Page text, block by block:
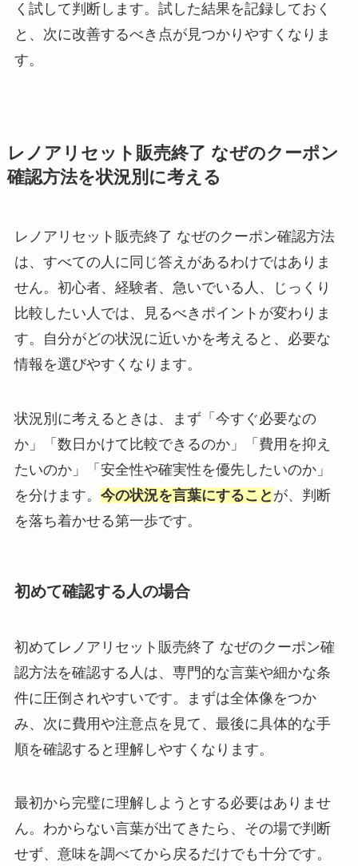
く試して判断します。試した結果を記録しておく
と、次に改善するべき点が見つかりやすくなりま
す。
レノアリセット販売終了 なぜのクーポン
確認方法を状況別に考える
レノアリセット販売終了 なぜのクーポン確認方法
は、すべての人に同じ答えがあるわけではありま
せん。初心者、経験者、急いでいる人、じっくり
比較したい人では、見るべきポイントが変わりま
す。自分がどの状況に近いかを考えると、必要な
情報を選びやすくなります。
状況別に考えるときは、まず「今すぐ必要なの
か」「数日かけて比較できるのか」「費用を抑え
たいのか」「安全性や確実性を優先したいのか」
を分けます。 今の状況を言葉にすること が、判断
を落ち着かせる第一歩です。
初めて確認する人の場合
初めてレノアリセット販売終了 なぜのクーポン確
認方法を確認する人は、専門的な言葉や細かな条
件に圧倒されやすいです。まずは全体像をつか
み、次に費用や注意点を見て、最後に具体的な手
順を確認すると理解しやすくなります。
最初から完璧に理解しようとする必要はありませ
ん。わからない言葉が出てきたら、その場で判断
せず、意味を調べてから戻るだけでも十分です。